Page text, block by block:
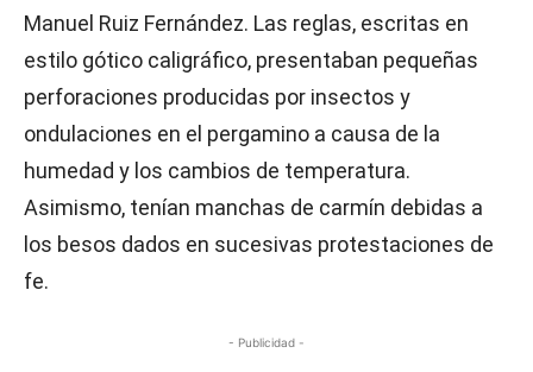
Manuel Ruiz Fernández. Las reglas, escritas en
estilo gótico caligráfico, presentaban pequeñas
perforaciones producidas por insectos y
ondulaciones en el pergamino a causa de la
humedad y los cambios de temperatura.
Asimismo, tenían manchas de carmín debidas a
los besos dados en sucesivas protestaciones de
fe.
- Publicidad -